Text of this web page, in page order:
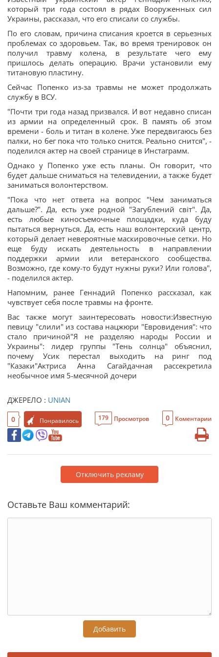
который три года состоял в рядах Вооруженных сил
Украины, рассказал, что его списали со службы.
По его словам, причина списания кроется в серьезных
проблемах со здоровьем. Так, во время тренировок он
получил травму колена, в результате чего ему
пришлось делать операцию. Врачи установили ему
титановую пластину.
Сейчас Попенко из-за травмы не может продолжать
службу в ВСУ.
"Почти три года назад призвался. И вот недавно списан
из армии на определенный срок. В память об этом
времени - боль и титан в колене. Уже передвигаюсь без
палки, но бег пока что только снится. Реально снится", -
поделился актер на своей странице в Инстаграмм.
Однако у Попенко уже есть планы. Он говорит, что
будет дальше сниматься на телевидении, а также будет
заниматься волонтерством.
"Пока что нет ответа на вопрос "Чем заниматься
дальше?". Да, есть уже родной "Загублений світ". Да,
есть любые киносъемочные площадки, куда буду
пытаться вернуться. Да, есть наш волонтерский центр,
который делает невероятные маскировочные сетки. Но
еще буду искать деятельность в направлении
поддержки армии или ветеранского сообщества.
Возможно, где кому-то будут нужны руки? Или голова",
- поделился актер.
Напомним, ранее Геннадий Попенко рассказал, как
чувствует себя после травмы на фронте.
Вас также могут заинтересовать новости:Известную
певицу "слили" из состава нацжюри "Евровидения": что
стало причиной"Я не разделяю народы России и
Украины": лидер группы "Тень солнца" объяснил,
почему Усик перестал выходить на ринг под
"Казаки"Актриса Анна Сагайдачная рассекретила
необычное имя 5-месячной дочери
ДЖЕРЕЛО : UNIAN
0 Понравилось 179 Просмотров 0 Коментарии
Отключить рекламу
Оставьте Ваш комментарий:
Добавить